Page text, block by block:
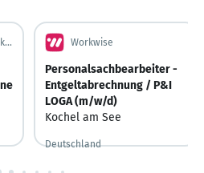
Tornado Antriebstechnik GmbH Workwise
Personalsachbearbeiter -
Entgeltabrechnung / P&I
LOGA (m/w/d)
Kochel am See
Deutschland